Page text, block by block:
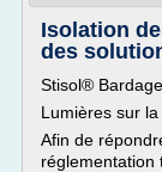
Isolation
des
Stisol® Bardage
Lumières sur
Afin de
réglementation